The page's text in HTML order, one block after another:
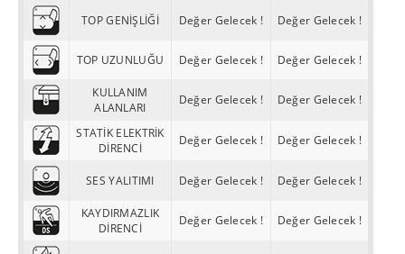
TOP GENİŞLİĞİ Değer Gelecek ! Değer Gelecek !
TOP UZUNLUĞU Değer Gelecek ! Değer Gelecek !
KULLANIM
ALANLARI
Değer Gelecek ! Değer Gelecek !
STATİK ELEKTRİK
DİRENCİ
Değer Gelecek ! Değer Gelecek !
SES YALITIMI Değer Gelecek ! Değer Gelecek !
KAYDIRMAZLIK
DİRENCİ
Değer Gelecek ! Değer Gelecek !